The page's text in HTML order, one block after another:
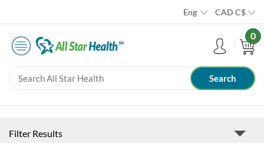
Eng CAD C$
0
Filter Results